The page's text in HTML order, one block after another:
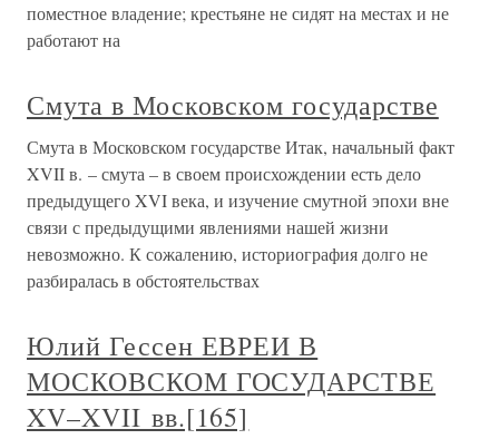
поместное владение; крестьяне не сидят на местах и не
работают на
Смута в Московском государстве
Смута в Московском государстве Итак, начальный факт
XVII в. – смута – в своем происхождении есть дело
предыдущего XVI века, и изучение смутной эпохи вне
связи с предыдущими явлениями нашей жизни
невозможно. К сожалению, историография долго не
разбиралась в обстоятельствах
Юлий Гессен ЕВРЕИ В
МОСКОВСКОМ ГОСУДАРСТВЕ
XV–XVII вв.[165]